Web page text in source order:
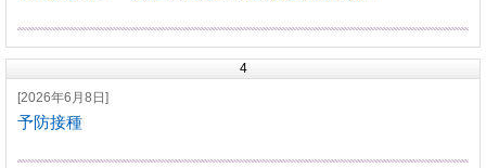
4
[2026年6月8日]
予防接種